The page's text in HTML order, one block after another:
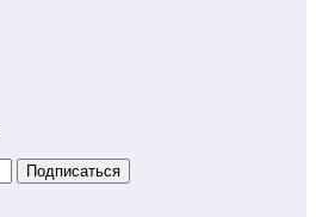
Подписаться